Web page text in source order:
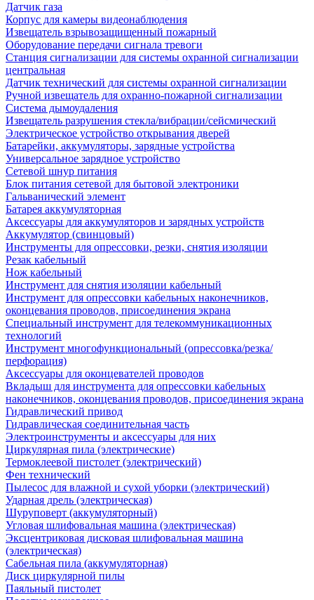
Датчик газа
Корпус для камеры видеонаблюдения
Извещатель взрывозащищенный пожарный
Оборудование передачи сигнала тревоги
Станция сигнализации для системы охранной сигнализации
центральная
Датчик технический для системы охранной сигнализации
Ручной извещатель для охранно-пожарной сигнализации
Система дымоудаления
Извещатель разрушения стекла/вибрации/сейсмический
Электрическое устройство открывания дверей
Батарейки, аккумуляторы, зарядные устройства
Универсальное зарядное устройство
Сетевой шнур питания
Блок питания сетевой для бытовой электроники
Гальванический элемент
Батарея аккумуляторная
Аксессуары для аккумуляторов и зарядных устройств
Аккумулятор (свинцовый)
Инструменты для опрессовки, резки, снятия изоляции
Резак кабельный
Нож кабельный
Инструмент для снятия изоляции кабельный
Инструмент для опрессовки кабельных наконечников,
оконцевания проводов, присоединения экрана
Специальный инструмент для телекоммуникационных
технологий
Инструмент многофункциональный (опрессовка/резка/
перфорация)
Аксессуары для оконцевателей проводов
Вкладыш для инструмента для опрессовки кабельных
наконечников, оконцевания проводов, присоединения экрана
Гидравлический привод
Гидравлическая соединительная часть
Электроинструменты и аксессуары для них
Циркулярная пила (электрические)
Термоклеевой пистолет (электрический)
Фен технический
Пылесос для влажной и сухой уборки (электрический)
Ударная дрель (электрическая)
Шуруповерт (аккумуляторный)
Угловая шлифовальная машина (электрическая)
Эксцентриковая дисковая шлифовальная машина
(электрическая)
Сабельная пила (аккумуляторная)
Диск циркулярной пилы
Паяльный пистолет